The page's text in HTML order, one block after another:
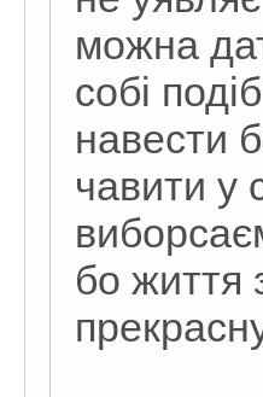
можна
собі
навести
чавити у
бо життя